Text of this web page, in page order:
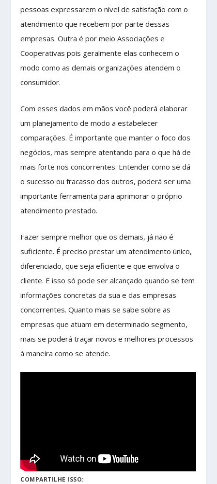
pessoas expressarem o nível de satisfação com o
atendimento que recebem por parte dessas
empresas. Outra é por meio Associações e
Cooperativas pois geralmente elas conhecem o
modo como as demais organizações atendem o
consumidor.
Com esses dados em mãos você poderá elaborar
um planejamento de modo a estabelecer
comparações. É importante que manter o foco dos
negócios, mas sempre atentando para o que há de
mais forte nos concorrentes. Entender como se dá
o sucesso ou fracasso dos outros, poderá ser uma
importante ferramenta para aprimorar o próprio
atendimento prestado.
Fazer sempre melhor que os demais, já não é
suficiente. É preciso prestar um atendimento único,
diferenciado, que seja eficiente e que envolva o
cliente. E isso só pode ser alcançado quando se tem
informações concretas da sua e das empresas
concorrentes. Quanto mais se sabe sobre as
empresas que atuam em determinado segmento,
mais se poderá traçar novos e melhores processos
à maneira como se atende.
COMPARTILHE ISSO: